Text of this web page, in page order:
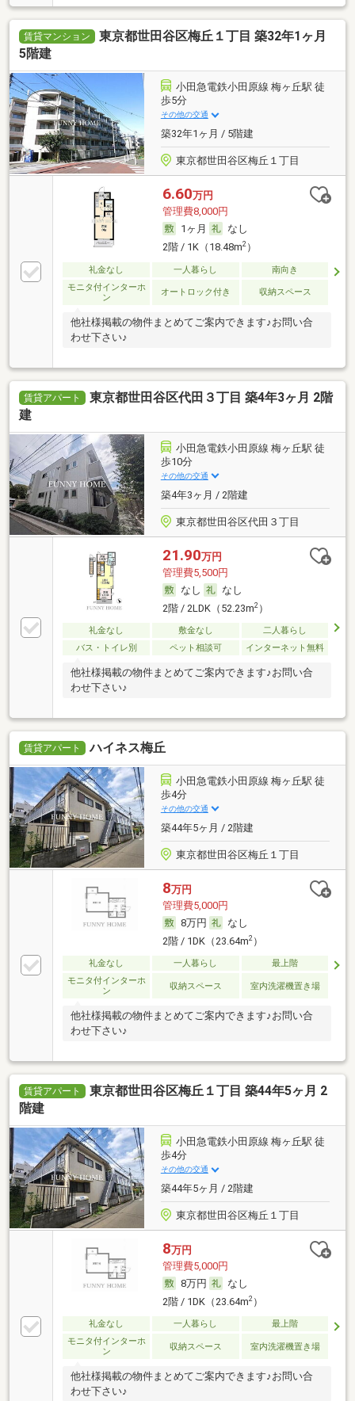
賃貸マンション
東京都世田谷区梅丘１丁目 築32年1ヶ月
5階建
小田急電鉄小田原線 梅ヶ丘駅 徒
歩5分
その他の交通
築32年1ヶ月 / 5階建
東京都世田谷区梅丘１丁目
6.60万円
管理費8,000円
1ヶ月
なし
2階 / 1K（18.48m2）
礼金なし 一人暮らし
南向き
モニタ付インターホ
ン
オートロック付き 収納スペース
他社様掲載の物件まとめてご案内できます♪お問い合
わせ下さい♪
賃貸アパート
東京都世田谷区代田３丁目 築4年3ヶ月 2階
建
小田急電鉄小田原線 梅ヶ丘駅 徒
歩10分
その他の交通
築4年3ヶ月 / 2階建
東京都世田谷区代田３丁目
21.90万円
管理費5,500円
なし
なし
2階 / 2LDK（52.23m2）
礼金なし 敷金なし
二人暮らし
バス・トイレ別
ペット相談可 インターネット無料
他社様掲載の物件まとめてご案内できます♪お問い合
わせ下さい♪
賃貸アパート ハイネス梅丘
小田急電鉄小田原線 梅ヶ丘駅 徒
歩4分
その他の交通
築44年5ヶ月 / 2階建
東京都世田谷区梅丘１丁目
8万円
管理費5,000円
8万円
なし
2階 / 1DK（23.64m2）
礼金なし 一人暮らし
最上階
モニタ付インターホ
ン
収納スペース 室内洗濯機置き場
他社様掲載の物件まとめてご案内できます♪お問い合
わせ下さい♪
賃貸アパート
東京都世田谷区梅丘１丁目 築44年5ヶ月 2
階建
小田急電鉄小田原線 梅ヶ丘駅 徒
歩4分
その他の交通
築44年5ヶ月 / 2階建
東京都世田谷区梅丘１丁目
8万円
管理費5,000円
8万円
なし
2階 / 1DK（23.64m2）
礼金なし 一人暮らし
最上階
モニタ付インターホ
ン
収納スペース 室内洗濯機置き場
他社様掲載の物件まとめてご案内できます♪お問い合
わせ下さい♪